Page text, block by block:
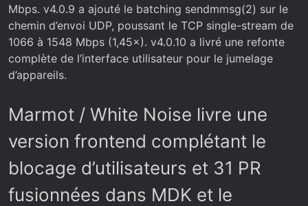
Mbps. v4.0.9 a ajouté le batching sendmmsg(2) sur le
chemin d’envoi UDP, poussant le TCP single-stream de
1066 à 1548 Mbps (1,45×). v4.0.10 a livré une refonte
complète de l’interface utilisateur pour le jumelage
d’appareils.
Marmot / White Noise livre une
version frontend complétant le
blocage d’utilisateurs et 31 PR
fusionnées dans MDK et le